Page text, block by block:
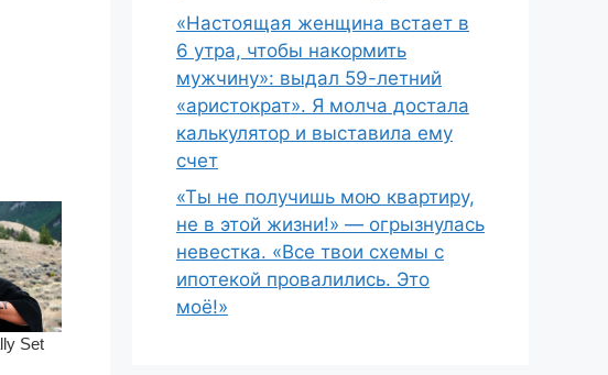
«Настоящая женщина встает в
6 утра, чтобы накормить
мужчину»: выдал 59-летний
«аристократ». Я молча достала
калькулятор и выставила ему
счет
«Ты не получишь мою квартиру,
не в этой жизни!» — огрызнулась
невестка. «Все твои схемы с
ипотекой провалились. Это
моё!»